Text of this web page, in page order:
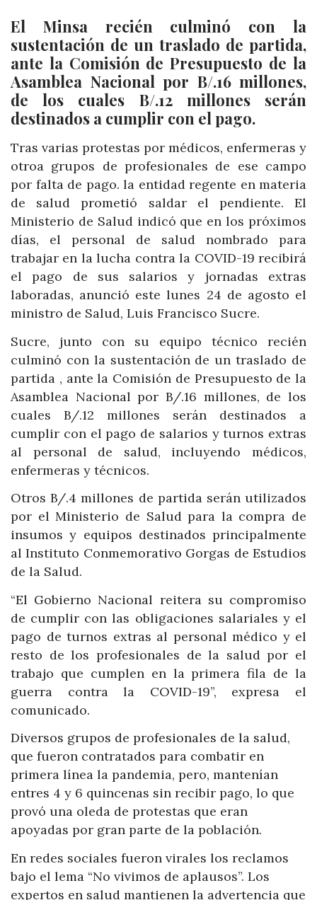
El Minsa recién culminó con la
sustentación de un traslado de partida,
ante la Comisión de Presupuesto de la
Asamblea Nacional por B/.16 millones,
de los cuales B/.12 millones serán
destinados a cumplir con el pago.
Tras varias protestas por médicos, enfermeras y
otroa grupos de profesionales de ese campo
por falta de pago. la entidad regente en materia
de salud prometió saldar el pendiente. El
Ministerio de Salud indicó que en los próximos
días, el personal de salud nombrado para
trabajar en la lucha contra la COVID-19 recibirá
el pago de sus salarios y jornadas extras
laboradas, anunció este lunes 24 de agosto el
ministro de Salud, Luis Francisco Sucre.
Sucre, junto con su equipo técnico recién
culminó con la sustentación de un traslado de
partida , ante la Comisión de Presupuesto de la
Asamblea Nacional por B/.16 millones, de los
cuales B/.12 millones serán destinados a
cumplir con el pago de salarios y turnos extras
al personal de salud, incluyendo médicos,
enfermeras y técnicos.
Otros B/.4 millones de partida serán utilizados
por el Ministerio de Salud para la compra de
insumos y equipos destinados principalmente
al Instituto Conmemorativo Gorgas de Estudios
de la Salud.
“El Gobierno Nacional reitera su compromiso
de cumplir con las obligaciones salariales y el
pago de turnos extras al personal médico y el
resto de los profesionales de la salud por el
trabajo que cumplen en la primera fila de la
guerra contra la COVID-19”, expresa el
comunicado.
Diversos grupos de profesionales de la salud,
que fueron contratados para combatir en
primera línea la pandemia, pero, mantenían
entres 4 y 6 quincenas sin recibir pago, lo que
provó una oleda de protestas que eran
apoyadas por gran parte de la población.
En redes sociales fueron virales los reclamos
bajo el lema “No vivimos de aplausos”. Los
expertos en salud mantienen la advertencia que